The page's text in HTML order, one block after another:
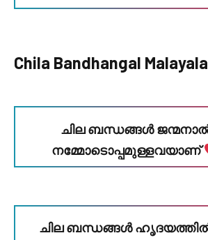
Chila Bandhangal
ചില ബന്ധങ്ങൾ
നമ്മോടൊപ്പമുള്ളവയാണ്
ചില ബന്ധങ്ങൾ